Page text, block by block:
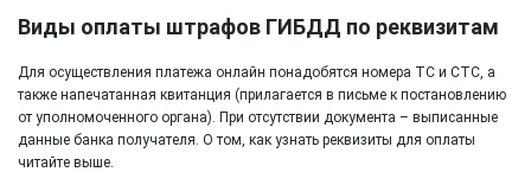
Виды оплаты штрафов ГИБДД по реквизитам
Для осуществления платежа онлайн понадобятся номера ТС и СТС, а
также напечатанная квитанция (прилагается в письме к постановлению
от уполномоченного органа). При отсутствии документа – выписанные
данные банка получателя. О том, как узнать реквизиты для оплаты
читайте выше.